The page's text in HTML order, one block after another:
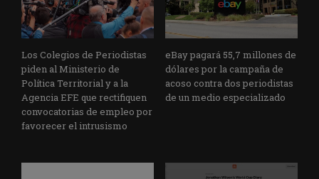
Los Colegios de Periodistas
piden al Ministerio de
Política Territorial y a la
Agencia EFE que rectifiquen
convocatorias de empleo por
favorecer el intrusismo
eBay pagará 55,7 millones de
dólares por la campaña de
acoso contra dos periodistas
de un medio especializado